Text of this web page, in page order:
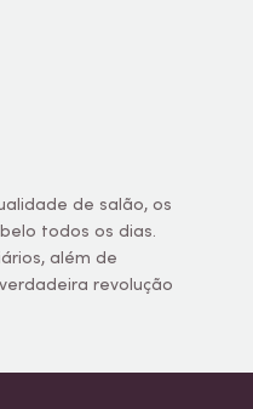
de salão, os
todos os dias.
além de
revolução